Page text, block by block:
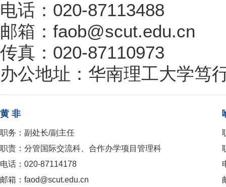
电话：020-87113488
邮箱：faob@scut.edu.cn
传真：020-87110973
办公地址：华南理工大学笃
黄 非
职务：副处长/副主任
职责：分管国际交流科、合作办学项目管理科
电话：020-87114178
邮箱：faod@scut.edu.cn